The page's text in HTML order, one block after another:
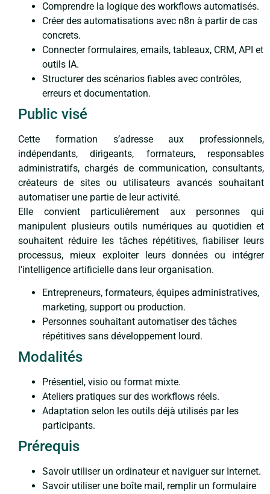
Comprendre la logique des workflows automatisés.
Créer des automatisations avec n8n à partir de cas
concrets.
Connecter formulaires, emails, tableaux, CRM, API et
outils IA.
Structurer des scénarios fiables avec contrôles,
erreurs et documentation.
Public visé
Cette formation s’adresse aux professionnels,
indépendants, dirigeants, formateurs, responsables
administratifs, chargés de communication, consultants,
créateurs de sites ou utilisateurs avancés souhaitant
automatiser une partie de leur activité.
Elle convient particulièrement aux personnes qui
manipulent plusieurs outils numériques au quotidien et
souhaitent réduire les tâches répétitives, fiabiliser leurs
processus, mieux exploiter leurs données ou intégrer
l’intelligence artificielle dans leur organisation.
Entrepreneurs, formateurs, équipes administratives,
marketing, support ou production.
Personnes souhaitant automatiser des tâches
répétitives sans développement lourd.
Modalités
Présentiel, visio ou format mixte.
Ateliers pratiques sur des workflows réels.
Adaptation selon les outils déjà utilisés par les
participants.
Prérequis
Savoir utiliser un ordinateur et naviguer sur Internet.
Savoir utiliser une boîte mail, remplir un formulaire